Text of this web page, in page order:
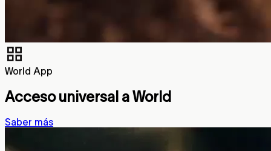
World App
Acceso universal a World
Saber más